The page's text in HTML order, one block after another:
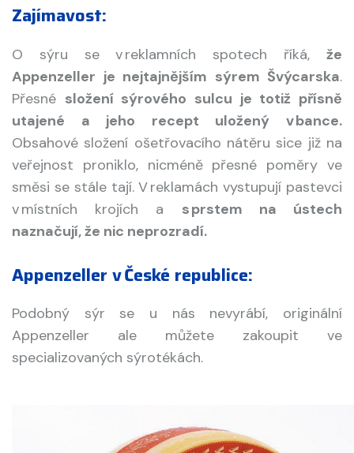
Zajímavost:
O sýru se v reklamních spotech říká, že
Appenzeller je nejtajnějším sýrem Švýcarska.
Přesné složení sýrového sulcu je totiž přísně
utajené a jeho recept uložený v bance.
Obsahové složení ošetřovacího nátěru sice již na
veřejnost proniklo, nicméně přesné poměry ve
směsi se stále tají. V reklamách vystupují pastevci
v místních krojích a s prstem na ústech
naznačují, že nic neprozradí.
Appenzeller v České republice:
Podobný sýr se u nás nevyrábí, originální
Appenzeller ale můžete zakoupit ve
specializovaných sýrotékách.